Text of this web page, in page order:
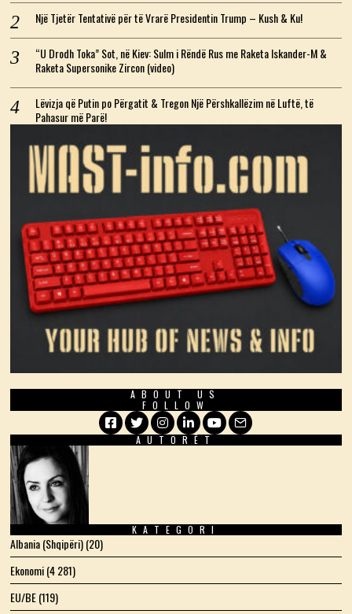
Një Tjetër Tentativë për të Vrarë Presidentin Trump – Kush & Ku!
“U Drodh Toka” Sot, në Kiev: Sulm i Rëndë Rus me Raketa Iskander-M &
Raketa Supersonike Zircon (video)
Lëvizja që Putin po Përgatit & Tregon Një Përshkallëzim në Luftë, të
Pahasur më Parë!
ABOUT US
FOLLOW
Facebook
TwitterInstagram
LinkedIn
YouTube
Email
AUTORËT
KATEGORI
Albania (Shqipëri)(20)
Ekonomi(4 281)
EU/BE(119)